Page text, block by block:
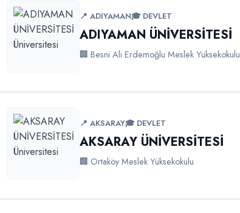
📍 ADIYAMAN🎓 DEVLET
ADIYAMAN ÜNİVERSİTESİ
🏢 Besni Ali Erdemoğlu Meslek Yüksekokulu
📍 AKSARAY🎓 DEVLET
AKSARAY ÜNİVERSİTESİ
🏢 Ortaköy Meslek Yüksekokulu